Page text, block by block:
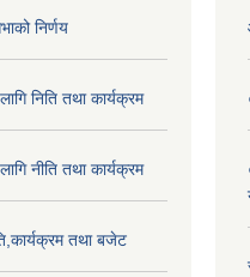
निर्णय
निति तथा कार्यक्रम
नीति तथा कार्यक्रम
तथा बजेट